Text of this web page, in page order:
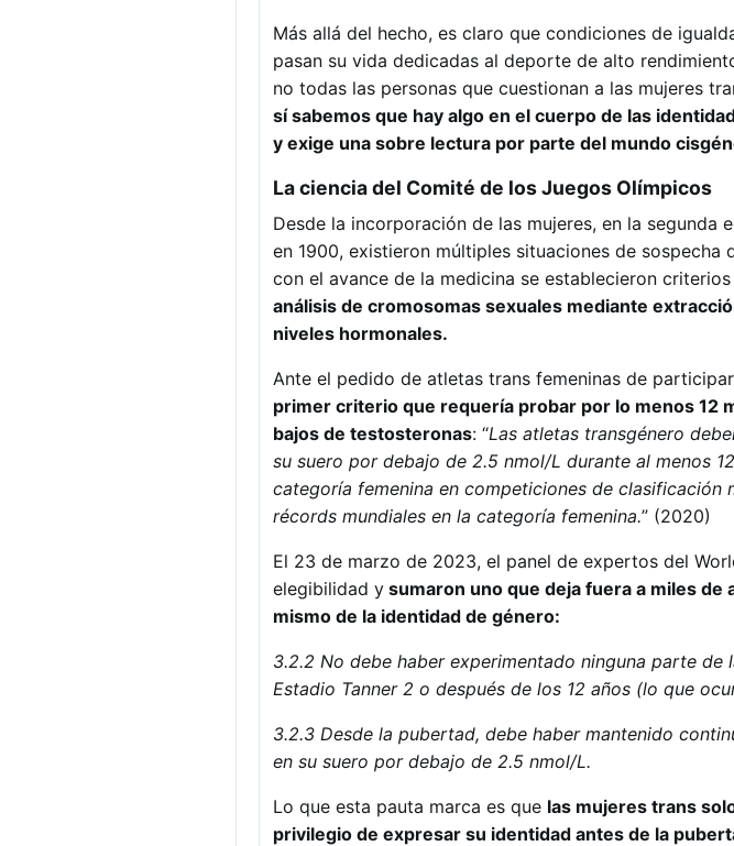
Más allá del hecho, es claro que condiciones de
pasan su vida dedicadas al deporte de alto
no todas las personas que cuestionan a las mujeres
sí sabemos que hay algo en el cuerpo de las
y exige una sobre lectura por parte del mundo
La ciencia del Comité de los Juegos Olímpicos
Desde la incorporación de las mujeres, en la
en 1900, existieron múltiples situaciones de sospecha
con el avance de la medicina se establecieron
análisis de cromosomas sexuales mediante
niveles hormonales.
Ante el pedido de atletas trans femeninas de
primer criterio que requería probar por lo menos 12
bajos de testosteronas: “Las atletas transgénero
su suero por debajo de 2.5 nmol/L durante al menos
categoría femenina en competiciones de clasificación
récords mundiales en la categoría femenina.” (2020)
El 23 de marzo de 2023, el panel de expertos del
elegibilidad y sumaron uno que deja fuera a miles
mismo de la identidad de género:
3.2.2 No debe haber experimentado ninguna parte de
Estadio Tanner 2 o después de los 12 años (lo que
3.2.3 Desde la pubertad, debe haber mantenido
en su suero por debajo de 2.5 nmol/L.
Lo que esta pauta marca es que las mujeres trans
privilegio de expresar su identidad antes de la